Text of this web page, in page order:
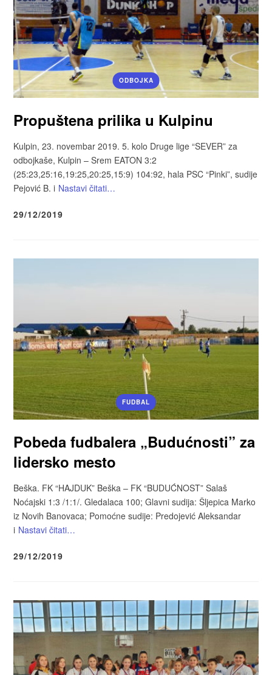
ODBOJKA
Propuštena prilika u Kulpinu
Kulpin, 23. novembar 2019. 5. kolo Druge lige “SEVER” za
odbojkaše, Kulpin – Srem EATON 3:2
(25:23,25:16,19:25,20:25,15:9) 104:92, hala PSC “Pinki”, sudije
Pejović B. i Nastavi čitati…
29/12/2019
FUDBAL
Pobeda fudbalera „Budućnosti” za
lidersko mesto
Beška. FK “HAJDUK” Beška – FK “BUDUĆNOST” Salaš
Noćajski 1:3 /1:1/. Gledalaca 100; Glavni sudija: Šljepica Marko
iz Novih Banovaca; Pomoćne sudije: Predojević Aleksandar
i Nastavi čitati…
29/12/2019